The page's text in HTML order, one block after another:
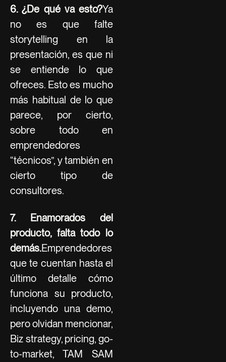
6. ¿De qué va esto?Ya
no es que falte
storytelling en la
presentación, es que ni
se entiende lo que
ofreces. Esto es mucho
más habitual de lo que
parece, por cierto,
sobre todo en
emprendedores
“técnicos”, y también en
cierto tipo de
consultores.
7. Enamorados del
producto, falta todo lo
demás.Emprendedores
que te cuentan hasta el
último detalle cómo
funciona su producto,
incluyendo una demo,
pero olvidan mencionar,
Biz strategy, pricing, go-
to-market, TAM SAM